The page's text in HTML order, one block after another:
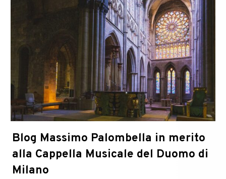
Blog Massimo Palombella in merito
alla Cappella Musicale del Duomo di
Milano